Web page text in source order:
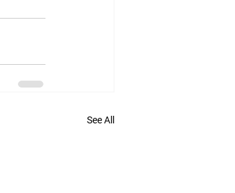
See All